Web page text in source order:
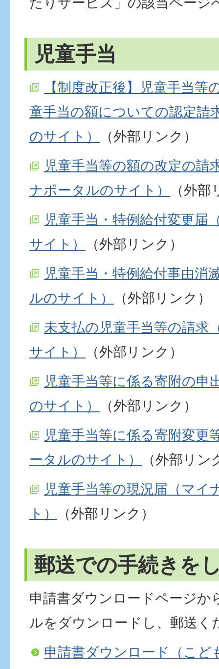
児童手当
【制度改正後】児童手当等
童手当の額についての認定請
のサイト）
（外部リンク）
児童手当等の額の改定の請
ナポータルのサイト）
（外
児童手当・特例給付変更届
サイト）
（外部リンク）
児童手当・特例給付事由消
ルのサイト）
（外部リンク）
未支払の児童手当等の請求
サイト）
（外部リンク）
児童手当等に係る寄附の申
のサイト）
（外部リンク）
児童手当等に係る寄附変更
ータルのサイト）
（外部リン
児童手当等の現況届（マイ
ト）
（外部リンク）
郵送での手続きを
申請書ダウンロードページか
ルをダウンロードし、郵送く
申請書ダウンロード（こど